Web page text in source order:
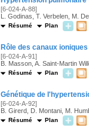
[6-024-A-88]
L. Godinas, T. Verbelen, M.
Résumé Plan
Rôle des canaux
[6-024-A-91]
B. Masson, A. Saint-Martin
Résumé Plan
Génétique de
[6-024-A-92]
B. Girerd, D. Montani, M.
Résumé Plan